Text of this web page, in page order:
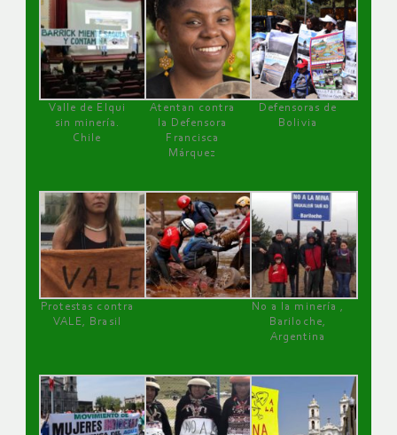
Valle de Elqui
sin minería.
Chile
Atentan contra
la Defensora
Francisca
Márquez
Defensoras de
Bolivia
Protestas contra
VALE, Brasil
No a la minería ,
Bariloche,
Argentina